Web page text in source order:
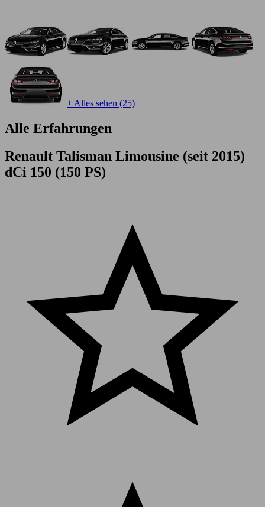
+ Alles sehen (25)
Alle Erfahrungen
Renault Talisman Limousine (seit 2015)
dCi 150 (150 PS)